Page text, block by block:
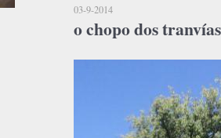
03-9-2014
o chopo dos